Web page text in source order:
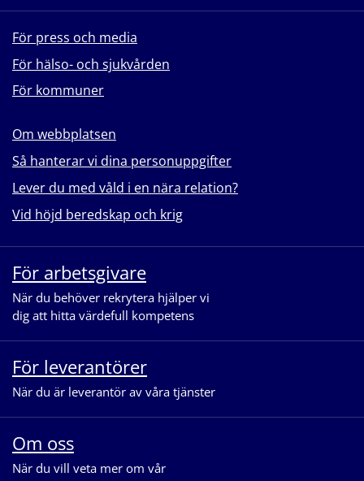
För press och media
För hälso- och sjukvården
För kommuner
Om webbplatsen
Så hanterar vi dina personuppgifter
Lever du med våld i en nära relation?
Vid höjd beredskap och krig
För arbetsgivare
När du behöver rekrytera hjälper vi
dig att hitta värdefull kompetens
För leverantörer
När du är leverantör av våra tjänster
Om oss
När du vill veta mer om vår